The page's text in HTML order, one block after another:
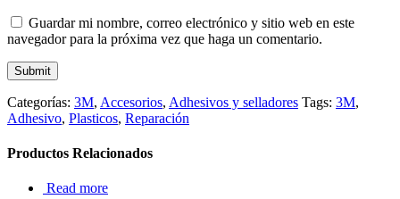
Guardar mi nombre, correo electrónico y sitio web en este
navegador para la próxima vez que haga un comentario.
Categorías: 3M, Accesorios, Adhesivos y selladores Tags: 3M,
Adhesivo, Plasticos, Reparación
Productos Relacionados
Read more